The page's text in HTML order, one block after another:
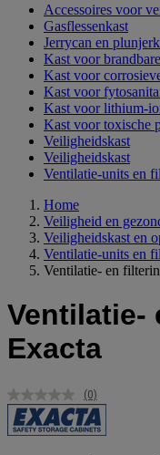
Accessoires voor
Gasflessenkast
Jerrycan en
Kast voor
Kast voor
Kast voor
Kast voor lithium-
Kast voor toxische
Veiligheidskast
Veiligheidskast
Ventilatie-units en
Home
Veiligheid en
Veiligheidskast en
Ventilatie-units en
Ventilatie- en
Ventilatie-
Exacta
Geen
scorewaarde.
Dezelfde
(0)